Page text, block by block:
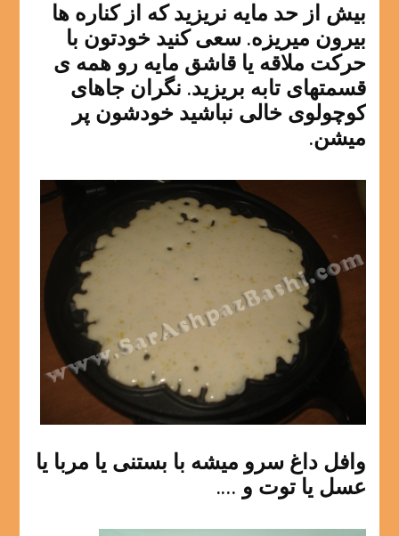
بیش از حد مایه نریزید که از کناره ها
بیرون میریزه. سعی کنید خودتون با
حرکت ملاقه یا قاشق مایه رو همه ی
قسمتهای تابه بریزید. نگران جاهای
کوچولوی خالی نباشید خودشون پر
میشن.
وافل داغ سرو میشه با بستنی یا مربا یا
عسل یا توت و ….